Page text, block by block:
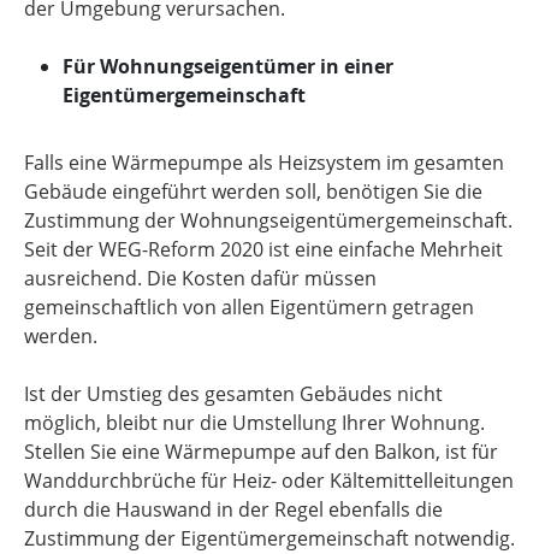
der Umgebung verursachen.
Für Wohnungseigentümer in einer
Eigentümergemeinschaft
Falls eine Wärmepumpe als Heizsystem im gesamten
Gebäude eingeführt werden soll, benötigen Sie die
Zustimmung der Wohnungseigentümergemeinschaft.
Seit der WEG-Reform 2020 ist eine einfache Mehrheit
ausreichend. Die Kosten dafür müssen
gemeinschaftlich von allen Eigentümern getragen
werden.
Ist der Umstieg des gesamten Gebäudes nicht
möglich, bleibt nur die Umstellung Ihrer Wohnung.
Stellen Sie eine Wärmepumpe auf den Balkon, ist für
Wanddurchbrüche für Heiz- oder Kältemittelleitungen
durch die Hauswand in der Regel ebenfalls die
Zustimmung der Eigentümergemeinschaft notwendig.